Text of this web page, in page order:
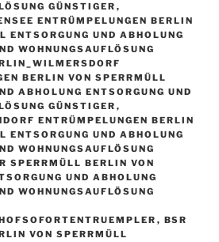
GÜNSTIGER ,
ENTRÜMPELUNGEN BERLIN V
UND ABHOLUNG E
WOHNUNGSAUFLÖSUNG G
BERLIN VON SPERRMÜLL
ABHOLUNG ENTSORGUNG UND
GÜNSTIGER ,
ENTRÜMPELUNGEN BERLIN
ENTSORGUNG UND ABHOLUNG
WOHNUNGSAUFLÖSUNG
SPERRMÜLL BERLIN VON
UND ABHOLUNG
WOHNUNGSAUFLÖSUNG
, BSR
VON SPERRMÜLL